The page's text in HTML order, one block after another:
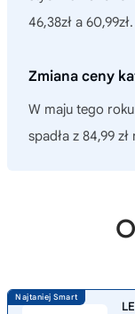
46,38zł a 60,99zł.
Zmiana ceny
W maju tego
spadła z 84,99 zł